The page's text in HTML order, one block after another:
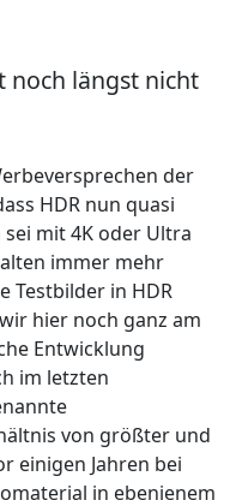
noch längst nicht
der
HDR nun quasi
mit 4K oder Ultra
immer mehr
Testbilder in HDR
hier noch ganz am
Entwicklung
im letzten
von größter und
einigen Jahren bei
in ebenjenem